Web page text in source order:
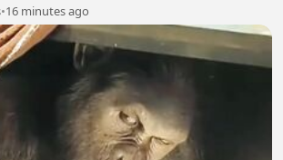
•16 minutes ago